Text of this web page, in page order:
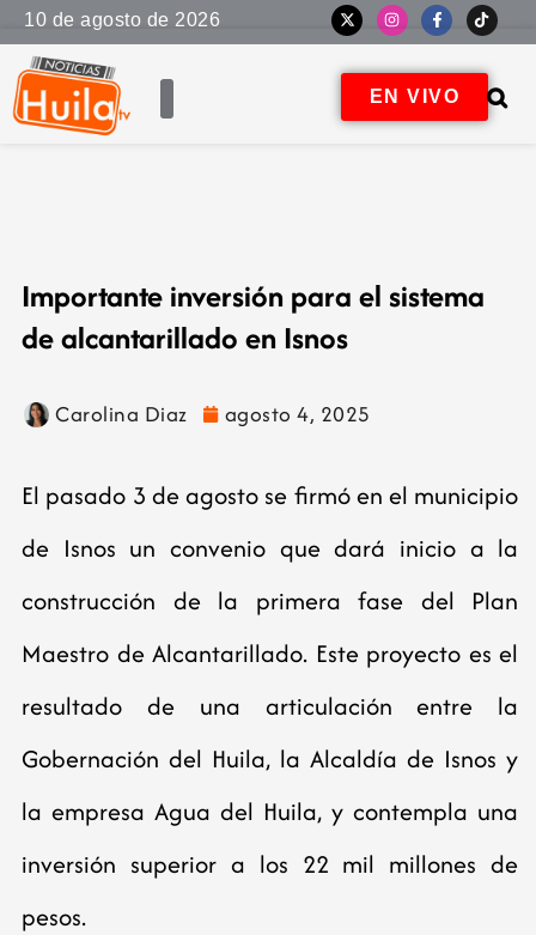
10 de agosto de 2026
EN VIVO
Importante inversión para el sistema
de alcantarillado en Isnos
Carolina Diaz agosto 4, 2025
El pasado 3 de agosto se firmó en el municipio
de Isnos un convenio que dará inicio a la
construcción de la primera fase del Plan
Maestro de Alcantarillado. Este proyecto es el
resultado de una articulación entre la
Gobernación del Huila, la Alcaldía de Isnos y
la empresa Agua del Huila, y contempla una
inversión superior a los 22 mil millones de
pesos.